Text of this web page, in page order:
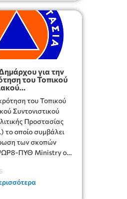
για την
του Τοπικού
Δήμου
του Τοπικού
Συντονιστικού
Προστασίας
το οποίο συμβάλει
των σκοπών
ΠΥΘ Ministry of
Digital Governance
13:09:41 EEST